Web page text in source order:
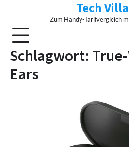
content
Tech
Zum Handy-Tarifvergleich
Schlagwort:
Ears